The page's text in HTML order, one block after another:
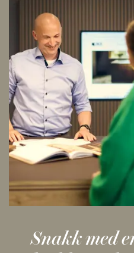
Snakk med